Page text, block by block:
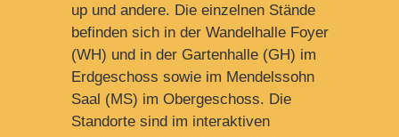
up und andere. Die einzelnen Stände
befinden sich in der Wandelhalle Foyer
(WH) und in der Gartenhalle (GH) im
Erdgeschoss sowie im Mendelssohn
Saal (MS) im Obergeschoss. Die
Standorte sind im interaktiven